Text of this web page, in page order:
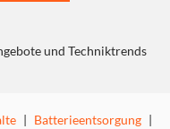
und Techniktrends
| Batterieentsorgung |